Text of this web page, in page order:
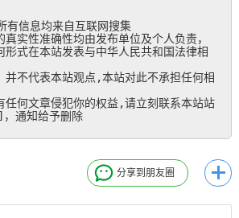
均来自互联网搜集
实性准确性均由发布单位及个人负责，
式在本站发表与中华人民共和国法律相
并不代表本站观点,本站对此不承担任何相
任何文章侵犯你的权益,请立刻联系本站站
通知给予删除
分享到朋友圈